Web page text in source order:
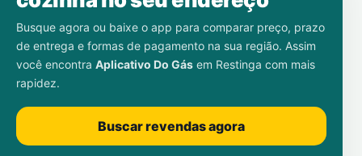
Busque agora ou baixe o app para comparar preço, prazo
de entrega e formas de pagamento na sua região. Assim
você encontra Aplicativo Do Gás em Restinga com mais
rapidez.
Buscar revendas agora